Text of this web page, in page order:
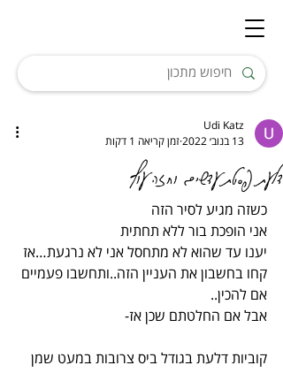
דלעת פסטת עדשים וחזה עוף
Udi Katz
13 בנוב׳ 2022
זמן קריאה 1 דקות
כשזה מגיע לסיר הזה
אני הופכת בור ללא תחתית
יענו עד שהוא לא מתחסל אני לא נרגעת…אז
קחו בחשבון את העניין הזה..ותחשבו פעמיים
אם להכין..
אבל אם החלטתם שכן אז-
קוביות דלעת בגודל ביס צרובות במעט שמן